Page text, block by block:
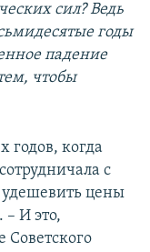
сил? Ведь
годы
падение
чтобы
годов, когда
с
цены
– И это,
Советского